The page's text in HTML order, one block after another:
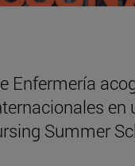
Enfermería
en
Summer